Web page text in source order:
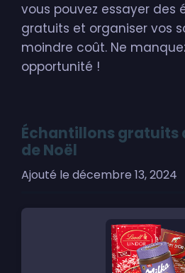
vous pouvez essayer des
gratuits et organiser vos
moindre coût. Ne
opportunité !
Échantillons gratuits
de Noël
Ajouté le décembre 13, 2024